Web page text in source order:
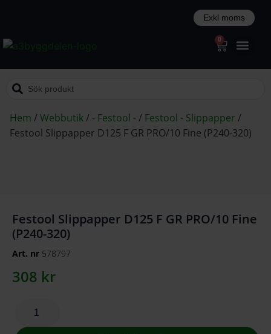
0
Hem /Webbutik/ - Festool -/ Festool - Slippapper /
Festool Slippapper D125 F GR PRO/10 Fine (P240-320)
Festool Slippapper D125 F GR PRO/10 Fine
(P240-320)
Art. nr 578797
308 kr